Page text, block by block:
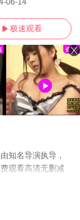
 极速观看
知名导演执导，
观看高清无删减
信息可移步至豆